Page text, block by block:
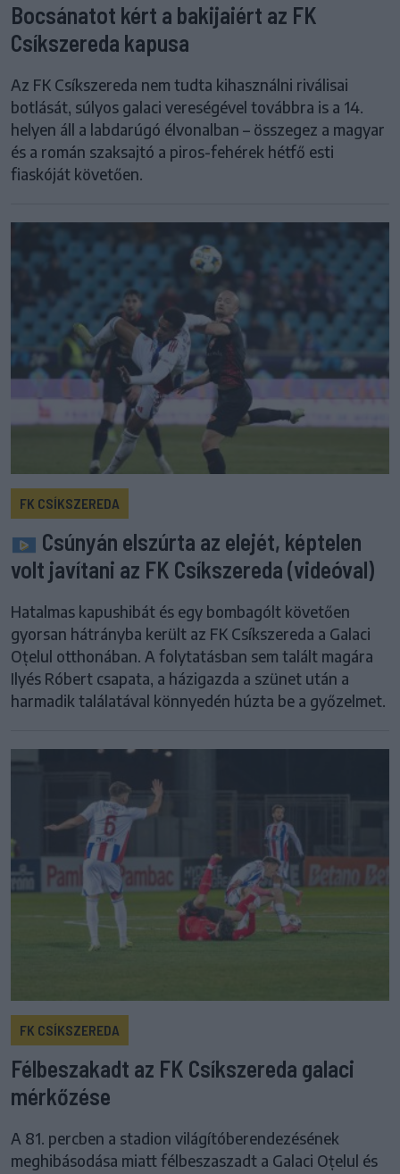
Bocsánatot kért a bakijaiért az FK
Csíkszereda kapusa
Az FK Csíkszereda nem tudta kihasználni riválisai
botlását, súlyos galaci vereségével továbbra is a 14.
helyen áll a labdarúgó élvonalban – összegez a magyar
és a román szaksajtó a piros-fehérek hétfő esti
fiaskóját követően.
FK CSÍKSZEREDA
Csúnyán elszúrta az elejét, képtelen
volt javítani az FK Csíkszereda (videóval)
Hatalmas kapushibát és egy bombagólt követően
gyorsan hátrányba került az FK Csíkszereda a Galaci
Oțelul otthonában. A folytatásban sem talált magára
Ilyés Róbert csapata, a házigazda a szünet után a
harmadik találatával könnyedén húzta be a győzelmet.
FK CSÍKSZEREDA
Félbeszakadt az FK Csíkszereda galaci
mérkőzése
A 81. percben a stadion világítóberendezésének
meghibásodása miatt félbeszaszadt a Galaci Oțelul és